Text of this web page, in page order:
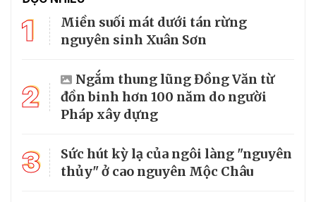
1
Miền suối mát dưới tán rừng
nguyên sinh Xuân Sơn
2
Ngắm thung lũng Đồng Văn từ
đồn binh hơn 100 năm do người
Pháp xây dựng
3
Sức hút kỳ lạ của ngôi làng "nguyên
thủy" ở cao nguyên Mộc Châu